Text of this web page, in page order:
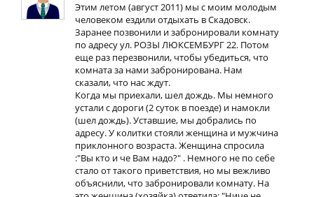
Этим летом (август 2011) мы с моим молодым
человеком ездили отдыхать в Скадовск.
Заранее позвонили и забронировали комнату
по адресу ул. РОЗЫ ЛЮКСЕМБУРГ 22. Потом
еще раз перезвонили, чтобы убедиться, что
комната за нами забронирована. Нам
сказали, что нас ждут.
Когда мы приехали, шел дождь. Мы немного
устали с дороги (2 суток в поезде) и намокли
(шел дождь). Уставшие, мы добрались по
адресу. У колитки стояли женщина и мужчина
приклонного возраста. Женщина спросила
:"Вы кто и че Вам надо?" . Немного не по себе
стало от такого приветствия, но мы вежливо
объяснили, что забронировали комнату. На